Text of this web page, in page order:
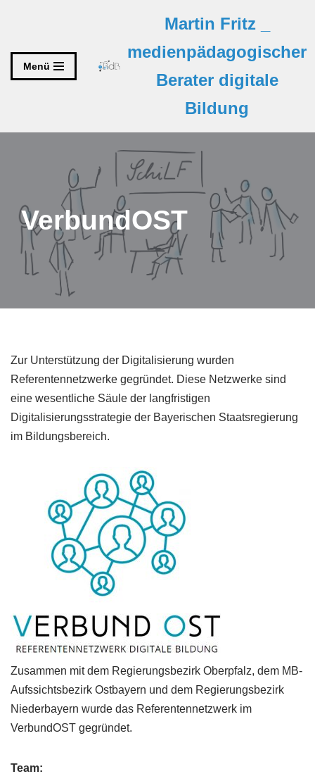
Inhalt
springen
Menü
Martin Fritz _
medienpädagogischer
Berater digitale
Bildung
VerbundOST
Zur Unterstützung der Digitalisierung wurden
Referentennetzwerke gegründet. Diese Netzwerke sind
eine wesentliche Säule der langfristigen
Digitalisierungsstrategie der Bayerischen Staatsregierung
im Bildungsbereich.
Zusammen mit dem Regierungsbezirk Oberpfalz, dem MB-
Aufssichtsbezirk Ostbayern und dem Regierungsbezirk
Niederbayern wurde das Referentennetzwerk im
VerbundOST gegründet.
Team: